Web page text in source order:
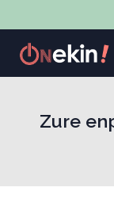
Zure